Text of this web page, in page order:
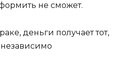
не сможет.
деньги получает тот,